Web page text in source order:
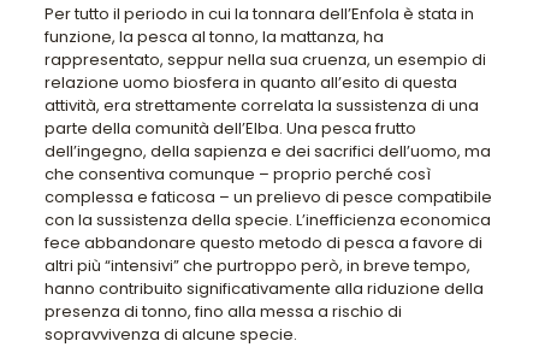
Per tutto il periodo in cui la tonnara dell’Enfola è stata in
funzione, la pesca al tonno, la mattanza, ha
rappresentato, seppur nella sua cruenza, un esempio di
relazione uomo biosfera in quanto all’esito di questa
attività, era strettamente correlata la sussistenza di una
parte della comunità dell’Elba. Una pesca frutto
dell’ingegno, della sapienza e dei sacrifici dell’uomo, ma
che consentiva comunque – proprio perché così
complessa e faticosa – un prelievo di pesce compatibile
con la sussistenza della specie. L’inefficienza economica
fece abbandonare questo metodo di pesca a favore di
altri più “intensivi” che purtroppo però, in breve tempo,
hanno contribuito significativamente alla riduzione della
presenza di tonno, fino alla messa a rischio di
sopravvivenza di alcune specie.